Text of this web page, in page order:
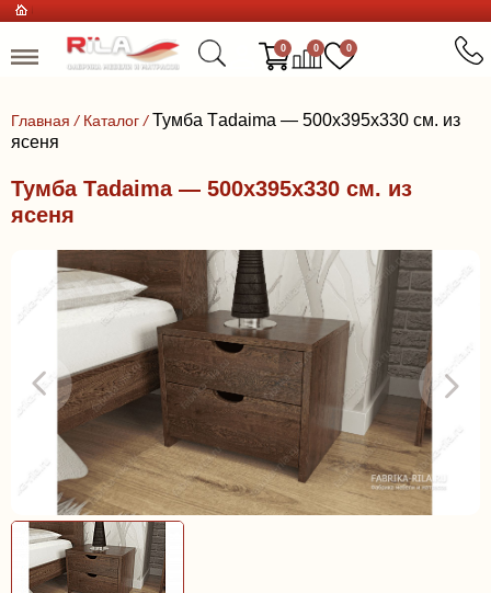
0 0 0
Главная / Каталог / Тумба Тadaima — 500х395х330 см. из
ясеня
Тумба Тadaima — 500х395х330 см. из
ясеня